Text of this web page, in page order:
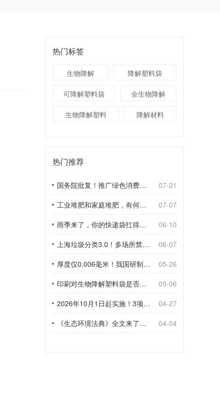
热门标签
生物降解 降解塑料袋
可降解塑料袋 全生物降解
生物降解塑料 降解材料
热门推荐
国务院批复！推广绿色消费，引导使用环保可降解包装材料
07-21
工业堆肥和家庭堆肥，有何不同？
07-07
雨季来了，你的快递袋扛得住吗？
06-10
上海垃圾分类3.0！多场所禁止使用一次性塑料袋；推动快递包装绿色转型
06-07
厚度仅0.006毫米！我国研制出超薄型全生物降解渗水地膜
05-26
印刷对生物降解塑料袋是否构成影响？
05-06
2026年10月1日起实施！3项生物降解能力检测新国标
04-27
《生态环境法典》全文来了！降解材料、生物基应用与包装环保规范
04-04